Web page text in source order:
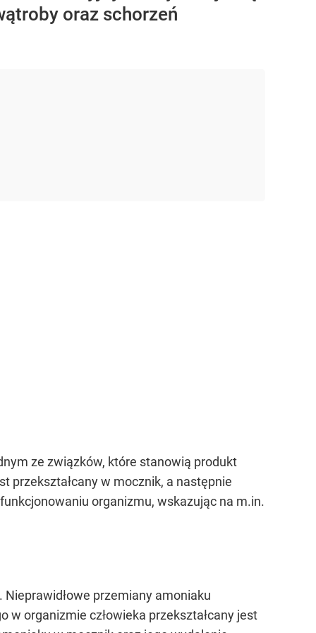
oraz schorzeń
ze związków, które stanowią produkt
przekształcany w mocznik, a następnie
organizmu, wskazując na m.in.
przemiany amoniaku
organizmie człowieka przekształcany jest